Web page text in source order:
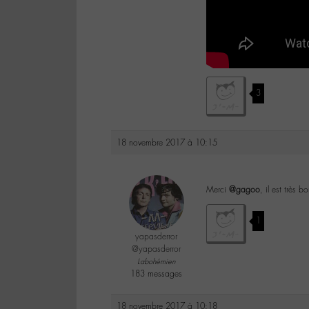
3
18 novembre 2017 à 10:15
yapasderror
@yapasderror
Labohémien
183 messages
Merci @gagoo , il est très
1
18 novembre 2017 à 10:18